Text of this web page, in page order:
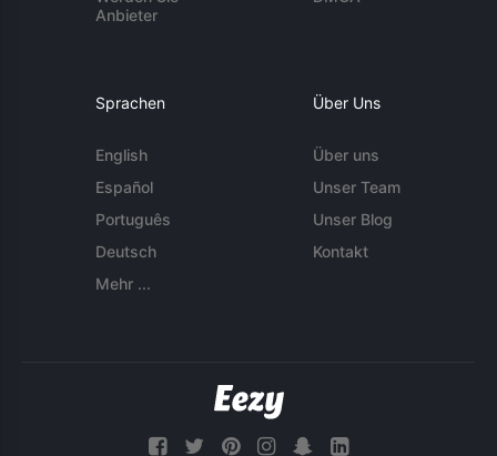
Anbieter
Sprachen
English
Español
Português
Deutsch
Mehr ...
Über Uns
Über uns
Unser Team
Unser Blog
Kontakt